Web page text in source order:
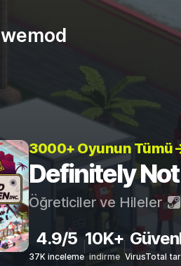
wemod
3000+ Oyunun
Definitely
Öğreticiler ve Hileler
4.9/5
37K inceleme
10K+
indirme VirusTotal